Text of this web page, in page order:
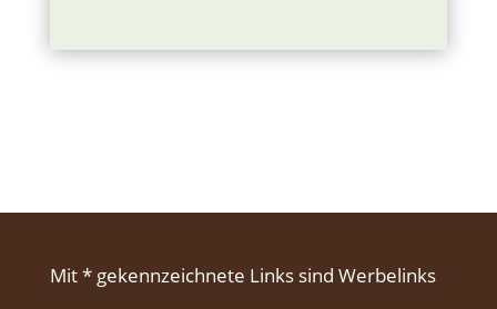
Mit * gekennzeichnete Links sind Werbelinks